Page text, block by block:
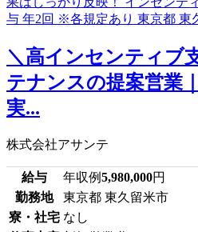
＼高インセンティブ
テナンスの提案営業
実...
株式会社アサンテ
給与 年収例5,980,000円
勤務地
東京都 東久留米市
寮・社宅 なし